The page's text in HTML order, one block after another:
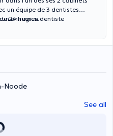
un équipe de 3 dentistes
chirugien dentiste
24 heures.
Noode
See all